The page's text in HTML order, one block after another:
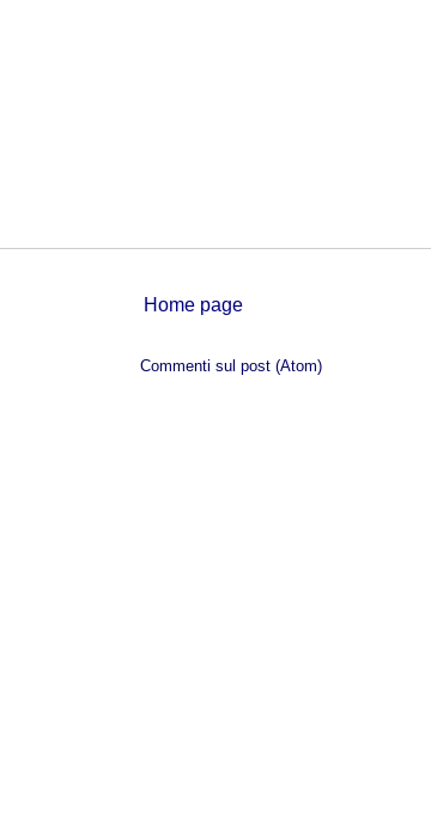
Home page
Commenti sul post (Atom)